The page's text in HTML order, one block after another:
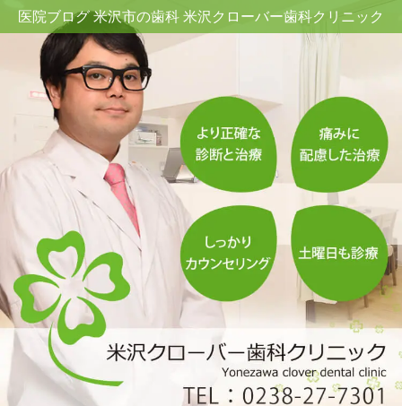
医院ブログ 米沢市の歯科 米沢クローバー歯科クリニック